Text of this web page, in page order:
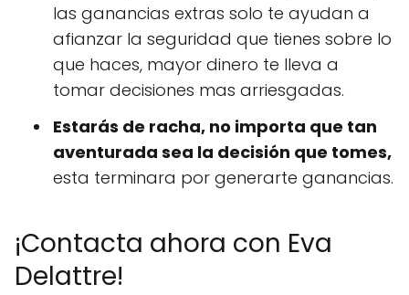
las ganancias extras solo te ayudan a
afianzar la seguridad que tienes sobre lo
que haces, mayor dinero te lleva a
tomar decisiones mas arriesgadas.
Estarás de racha, no importa que tan
aventurada sea la decisión que tomes,
esta terminara por generarte ganancias.
¡Contacta ahora con Eva
Delattre!